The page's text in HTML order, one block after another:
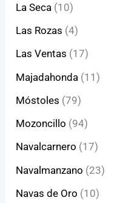
La Seca (10)
Las Rozas (4)
Las Ventas (17)
Majadahonda (11)
Móstoles (79)
Mozoncillo (94)
Navalcarnero (17)
Navalmanzano (23)
Navas de Oro (10)